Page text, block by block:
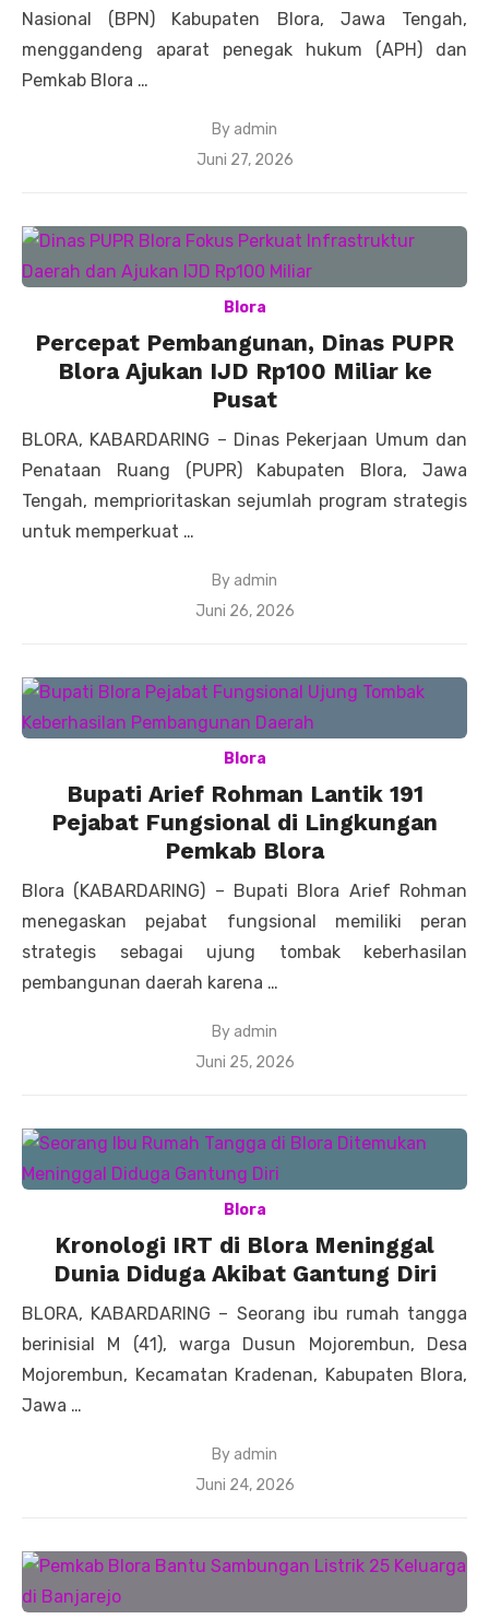
Nasional (BPN) Kabupaten Blora, Jawa Tengah,
menggandeng aparat penegak hukum (APH) dan
Pemkab Blora …
By admin
Posted
Juni 27, 2026
Blora
Percepat Pembangunan, Dinas PUPR
Blora Ajukan IJD Rp100 Miliar ke
Pusat
BLORA, KABARDARING – Dinas Pekerjaan Umum dan
Penataan Ruang (PUPR) Kabupaten Blora, Jawa
Tengah, memprioritaskan sejumlah program strategis
untuk memperkuat …
By admin
Posted
Juni 26, 2026
Blora
Bupati Arief Rohman Lantik 191
Pejabat Fungsional di Lingkungan
Pemkab Blora
Blora (KABARDARING) – Bupati Blora Arief Rohman
menegaskan pejabat fungsional memiliki peran
strategis sebagai ujung tombak keberhasilan
pembangunan daerah karena …
By admin
Posted
Juni 25, 2026
Blora
Kronologi IRT di Blora Meninggal
Dunia Diduga Akibat Gantung Diri
BLORA, KABARDARING – Seorang ibu rumah tangga
berinisial M (41), warga Dusun Mojorembun, Desa
Mojorembun, Kecamatan Kradenan, Kabupaten Blora,
Jawa …
By admin
Posted
Juni 24, 2026